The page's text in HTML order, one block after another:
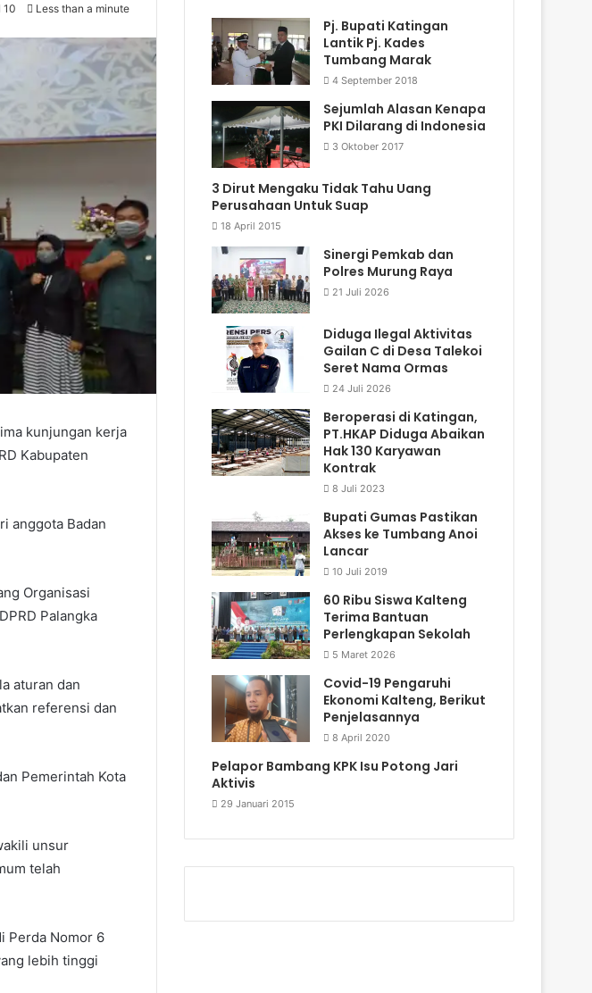
10 Less than a minute
kunjungan kerja
Kabupaten
anggota Badan
Organisasi
Palangka
aturan dan
referensi dan
Pemerintah Kota
unsur
telah
Perda Nomor 6
lebih tinggi
Pj. Bupati Katingan
Lantik Pj. Kades
Tumbang Marak
4 September 2018
Sejumlah Alasan Kenapa
PKI Dilarang di Indonesia
3 Oktober 2017
3 Dirut Mengaku Tidak Tahu Uang
Perusahaan Untuk Suap
18 April 2015
Sinergi Pemkab dan
Polres Murung Raya
21 Juli 2026
Diduga Ilegal Aktivitas
Gailan C di Desa Talekoi
Seret Nama Ormas
24 Juli 2026
Beroperasi di Katingan,
PT.HKAP Diduga Abaikan
Hak 130 Karyawan
Kontrak
8 Juli 2023
Bupati Gumas Pastikan
Akses ke Tumbang Anoi
Lancar
10 Juli 2019
60 Ribu Siswa Kalteng
Terima Bantuan
Perlengkapan Sekolah
5 Maret 2026
Covid-19 Pengaruhi
Ekonomi Kalteng, Berikut
Penjelasannya
8 April 2020
Pelapor Bambang KPK Isu Potong Jari
Aktivis
29 Januari 2015